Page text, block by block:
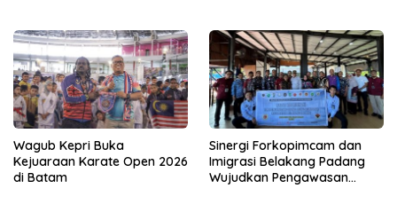
Wagub Kepri Buka
Kejuaraan Karate Open 2026
di Batam
Sinergi Forkopimcam dan
Imigrasi Belakang Padang
Wujudkan Pengawasan